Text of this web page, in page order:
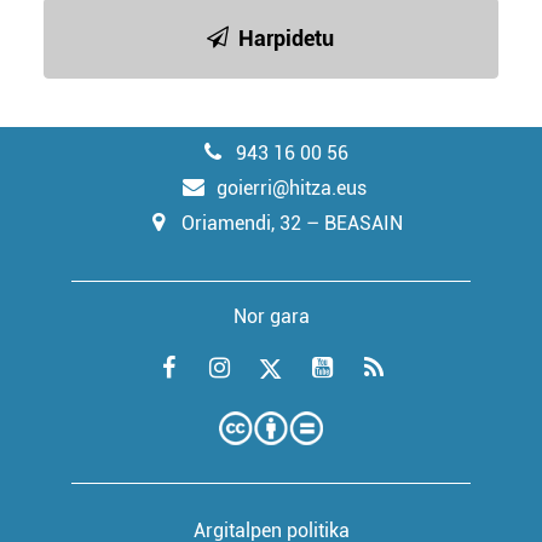
Harpidetu
943 16 00 56
goierri@hitza.eus
Oriamendi, 32 – BEASAIN
Nor gara
Argitalpen politika